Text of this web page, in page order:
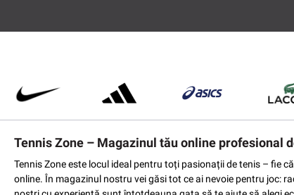
Tennis Zone – Magazinul tău online profesional
Tennis Zone este locul ideal pentru toți pasionații de tenis – fie
online. În magazinul nostru vei găsi tot ce ai nevoie pentru joc: